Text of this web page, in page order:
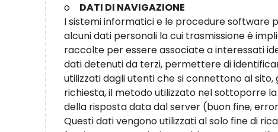
o DATI DI NAVIGAZIONE
I sistemi informatici e le procedure software
alcuni dati personali la cui trasmissione è
raccolte per essere associate a interessati
dati detenuti da terzi, permettere di
utilizzati dagli utenti che si connettono al sito,
richiesta, il metodo utilizzato nel sottoporre
della risposta data dal server (buon fine,
Questi dati vengono utilizzati al solo fine di